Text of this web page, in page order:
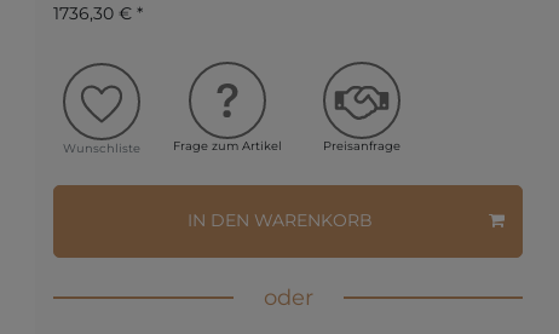
1736,30 € *
Wunschliste Frage zum Artikel Preisanfrage
IN DEN WARENKORB
oder